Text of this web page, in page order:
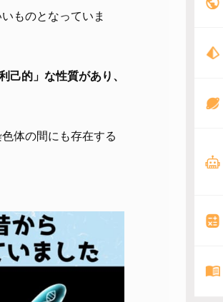
ものとなっていま
己的」な性質があり、
体の間にも存在する